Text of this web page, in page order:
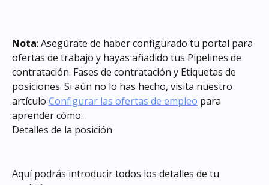
Nota: Asegúrate de haber configurado tu portal para
ofertas de trabajo y hayas añadido tus Pipelines de
contratación. Fases de contratación y Etiquetas de
posiciones. Si aún no lo has hecho, visita nuestro
artículo Configurar las ofertas de empleo para
aprender cómo.
Detalles de la posición
Aquí podrás introducir todos los detalles de tu